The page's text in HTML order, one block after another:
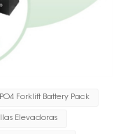
Forklift Battery Pack
Elevadoras